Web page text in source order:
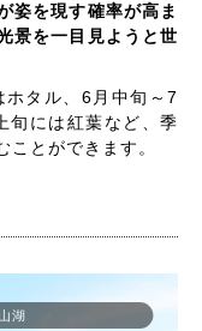
姿を現す確率が高ま
景を一目見ようと世
タル、6月中旬～7
旬には紅葉など、季
とができます。
湖